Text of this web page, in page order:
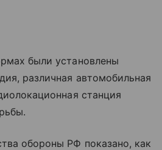
были установлены
различная автомобильная
станция
обороны РФ показано, как